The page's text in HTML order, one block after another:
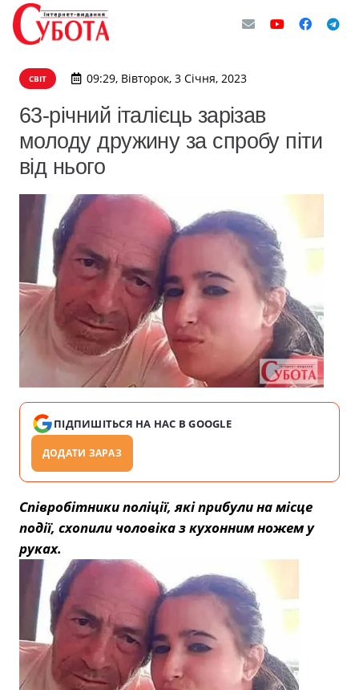
СВІТ 09:29, Вівторок, 3 Січня, 2023
63-річний італієць зарізав
молоду дружину за спробу піти
від нього
ПІДПИШІТЬСЯ НА НАС В GOOGLE
ДОДАТИ ЗАРАЗ
Співробітники поліції, які прибули на місце
події, схопили чоловіка з кухонним ножем у
руках.